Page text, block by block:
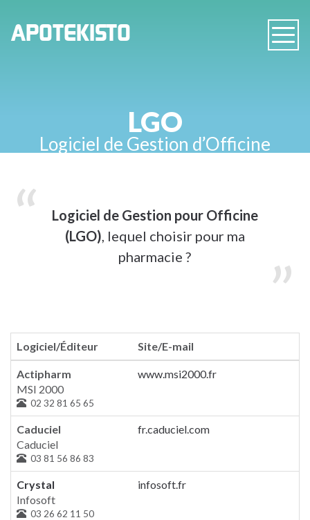
APOTEKISTO
LGO
Logiciel de Gestion d’Officine
Logiciel de Gestion pour Officine
(LGO), lequel choisir pour ma
pharmacie ?
Logiciel/Éditeur Site/E-mail
Actipharm
MSI 2000
02 32 81 65 65
www.msi2000.fr
Caduciel
Caduciel
03 81 56 86 83
fr.caduciel.com
Crystal
Infosoft
03 26 62 11 50
infosoft.fr